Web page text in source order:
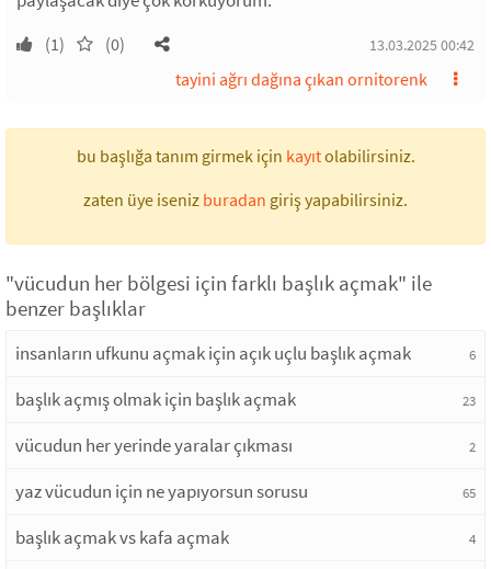
(1) (0) 13.03.2025 00:42
tayini ağrı dağına çıkan ornitorenk
bu başlığa tanım girmek için kayıtolabilirsiniz.
zaten üye iseniz buradan giriş yapabilirsiniz.
"vücudun her bölgesi için farklı başlık açmak" ile
benzer başlıklar
insanların ufkunu açmak için açık uçlu başlık açmak 6
başlık açmış olmak için başlık açmak 23
vücudun her yerinde yaralar çıkması 2
yaz vücudun için ne yapıyorsun sorusu 65
başlık açmak vs kafa açmak 4